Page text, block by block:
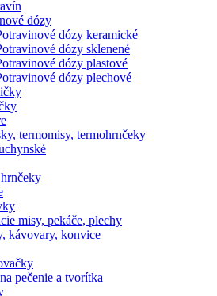
dózy
dózy keramické
dózy sklenené
dózy plastové
dózy plechové
termomisy, termohrnčeky
misy, pekáče, plechy
kávovary, konvice
pečenie a tvorítka